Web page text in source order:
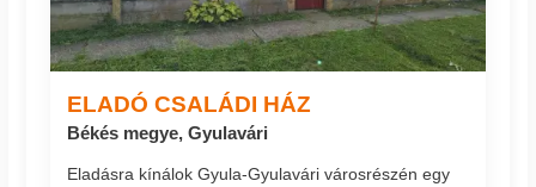
ELADÓ CSALÁDI HÁZ
Békés megye, Gyulavári
Eladásra kínálok Gyula-Gyulavári városrészén egy